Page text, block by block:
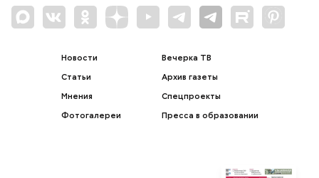
Новости
Статьи
Мнения
Фотогалереи
Вечерка ТВ
Архив газеты
Спецпроекты
Пресса в образовании